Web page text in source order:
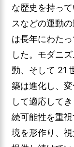
な歴史を持っ
スなどの運動
は長年にわた
した。モダニ
動、そして 21
築は進化し、
して適応して
続可能性を重
境を形作り、